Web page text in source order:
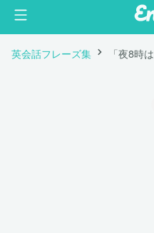
英会話フレーズ集